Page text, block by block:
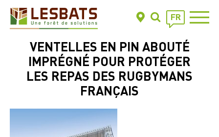
FR
VENTELLES EN PIN ABOUTÉ
IMPRÉGNÉ POUR PROTÉGER
LES REPAS DES RUGBYMANS
FRANÇAIS